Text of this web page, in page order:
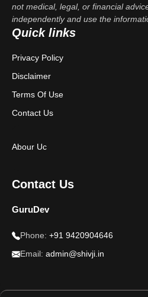
not medical, legal, or financial
independently and use the
Quick links
Privacy Policy
Disclaimer
Terms Of Use
Contact Us
Abour Uc
Contact Us
GuruDev
Phone: +91 9420904646
Email: admin@shivji.in